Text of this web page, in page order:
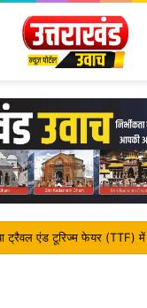
के जन्मदिवस पर क्षेत्र में विकास